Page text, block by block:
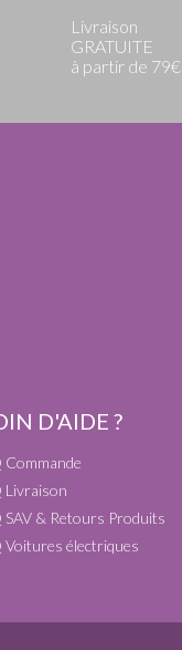
Livraison
GRATUITE
à partir de
D'AIDE ?
Commande
Livraison
SAV & Retours Produits
Voitures électriques